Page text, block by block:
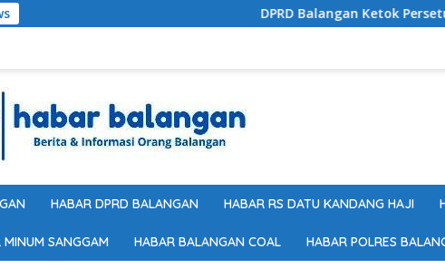
DPRD Balangan Ketok Persetujuan
HABAR DPRD BALANGAN HABAR RS DATU KANDANG HAJI
SANGGAM HABAR BALANGAN COAL HABAR POLRES